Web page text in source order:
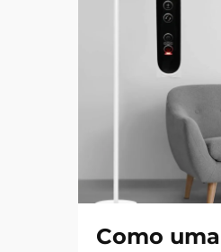
Como